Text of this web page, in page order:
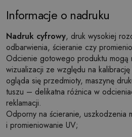
Informacje o nadruku
Nadruk cyfrowy, druk wysokiej
odbarwienia, ścieranie czy
Odcienie gotowego produktu mogą
wizualizacji ze względu na
ogląda się przedmioty, maszynę
tuszu – delikatna różnica w
reklamacji.
Odporny na ścieranie, uszkodzenia
i promieniowanie UV;